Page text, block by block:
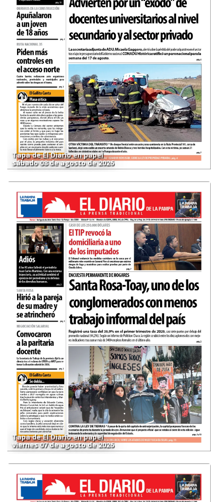
Tapa de El Diario en papel
sábado 08 de agosto de 2026
Tapa de El Diario en papel
viernes 07 de agosto de 2026